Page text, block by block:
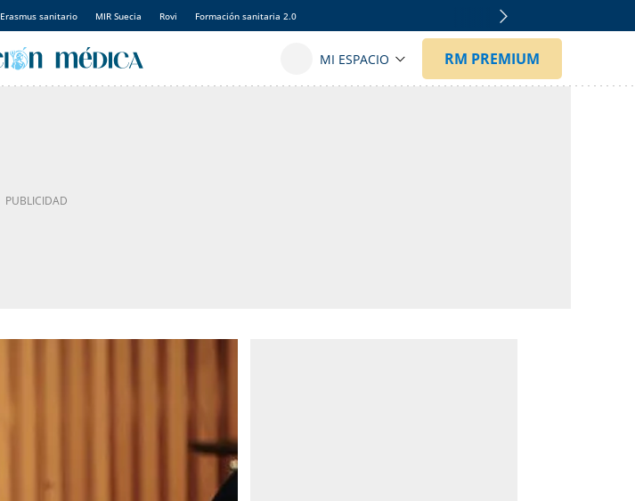
Erasmus sanitario MIR Suecia Rovi Formación sanitaria 2.0